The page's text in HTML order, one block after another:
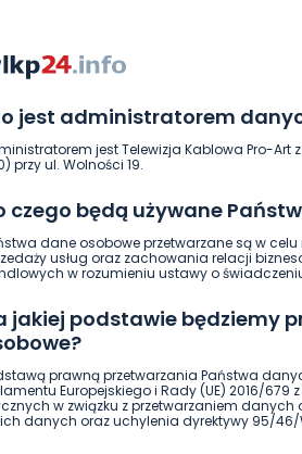
jest administratorem
jest Telewizja Kablowa Pro-Art
przy ul. Wolności 19.
czego będą używane
dane osobowe przetwarzane są w
usług oraz zachowania relacji
w rozumieniu ustawy o
jakiej podstawie będziemy
prawną przetwarzania Państwa
Europejskiego i Rady (UE) 2016/
w związku z przetwarzaniem
danych oraz uchylenia dyrektywy 95/46/
pierwszy!